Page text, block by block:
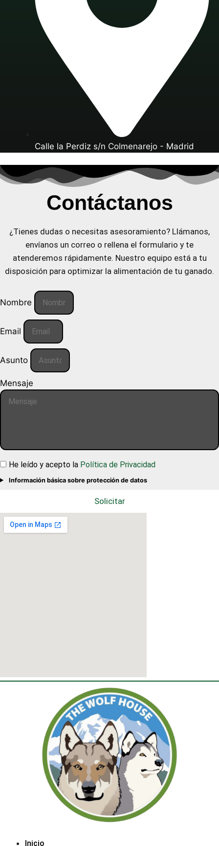
Calle la Perdiz s/n Colmenarejo - Madrid
Contáctanos
¿Tienes dudas o necesitas asesoramiento? Llámanos,
envíanos un correo o rellena el formulario y te
atenderemos rápidamente. Nuestro equipo está a tu
disposición para optimizar la alimentación de tu ganado.
Nombre
Email
Asunto
Mensaje
He leído y acepto la Política de Privacidad
Información básica sobre protección de datos
Solicitar
Inicio